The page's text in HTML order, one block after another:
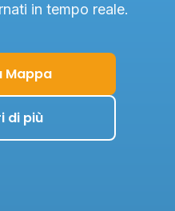
in tempo reale.
Mappa
di più